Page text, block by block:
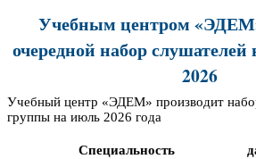
Учебным центром
очередной набор
2026
Учебный центр «ЭДЕМ» производит
группы на июль 2026 года
Специальность